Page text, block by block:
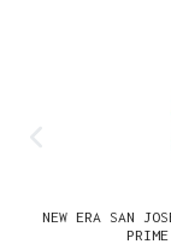
NEW ERA SAN